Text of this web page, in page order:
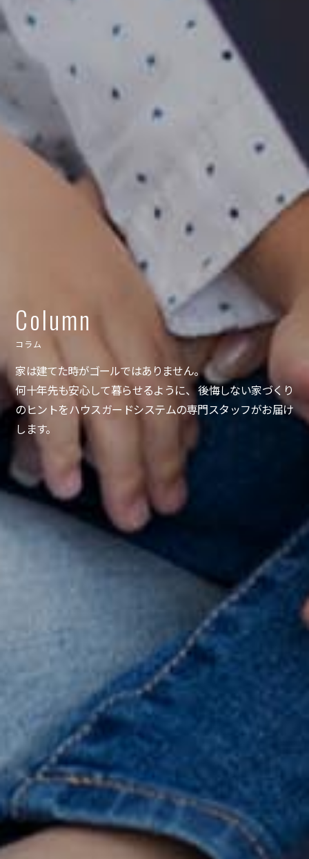
Column
コラム
家は建てた時がゴールではありません。
何十年先も安心して暮らせるように、 後悔しない家づくり
のヒントをハウスガードシステムの専門スタッフがお届け
します。